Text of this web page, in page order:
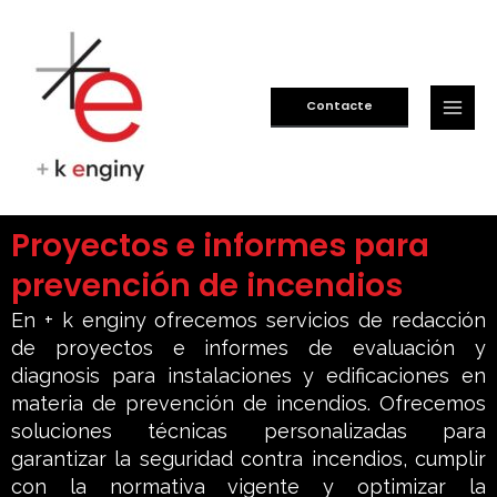
contenido
Contacte
Proyectos e informes para
prevención de incendios
En + k enginy ofrecemos servicios de redacción
de proyectos e informes de evaluación y
diagnosis para instalaciones y edificaciones en
materia de prevención de incendios. Ofrecemos
soluciones técnicas personalizadas para
garantizar la seguridad contra incendios, cumplir
con la normativa vigente y optimizar la